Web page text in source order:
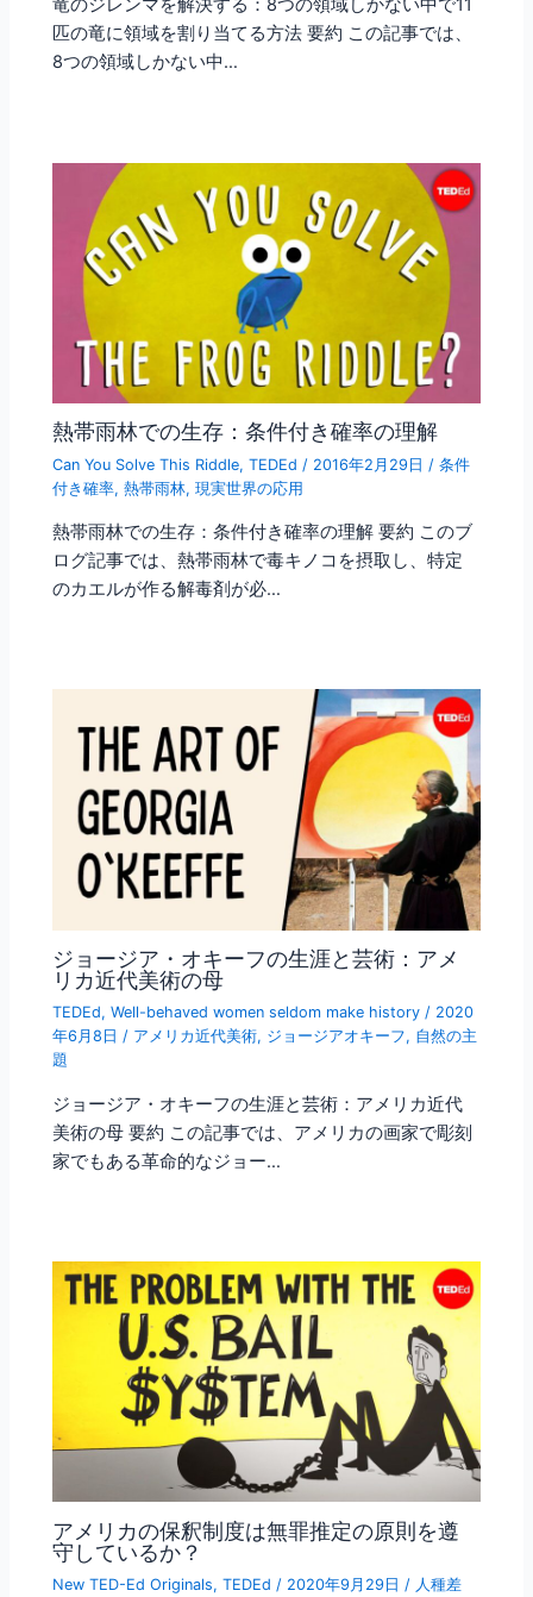
竜のジレンマを解決する：8つの領域しかない中で11
匹の竜に領域を割り当てる方法 要約 この記事では、
8つの領域しかない中…
熱帯雨林での生存：条件付き確率の理解
Can You Solve This Riddle,TEDEd / 2016年2月29日 /条件
付き確率,熱帯雨林,現実世界の応用
熱帯雨林での生存：条件付き確率の理解 要約 このブ
ログ記事では、熱帯雨林で毒キノコを摂取し、特定
のカエルが作る解毒剤が必…
ジョージア・オキーフの生涯と芸術：アメ
リカ近代美術の母
TEDEd,Well-behaved women seldom make history / 2020
年6月8日/ アメリカ近代美術, ジョージアオキーフ, 自然の主
題
ジョージア・オキーフの生涯と芸術：アメリカ近代
美術の母 要約 この記事では、アメリカの画家で彫刻
家でもある革命的なジョー…
アメリカの保釈制度は無罪推定の原則を遵
守しているか？
New TED-Ed Originals,TEDEd / 2020年9月29日 / 人種差